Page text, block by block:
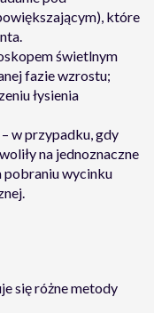
które
świetlnym
fazie wzrostu;
łysienia
w przypadku, gdy
na jednoznaczne
pobraniu wycinku
się różne metody